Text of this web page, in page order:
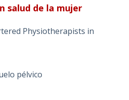
salud de la mujer
Physiotherapists in
pélvico